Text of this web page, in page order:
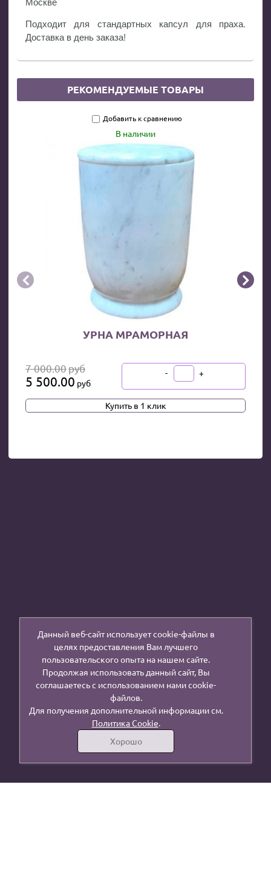
Подходит для стандартных капсул для праха.
Доставка в день заказа!
РЕКОМЕНДУЕМЫЕ ТОВАРЫ
Добавить к сравнению
В наличии
УРНА МРАМОРНАЯ
7 000.00руб
5 500.00 руб В КОРЗИНУ
- +
Купить в 1 клик
 
Данный веб-сайт использует cookie-файлы в
целях предоставления Вам лучшего
пользовательского опыта на нашем сайте.
Продолжая использовать данный сайт, Вы
соглашаетесь с использованием нами cookie-
файлов.
Для получения дополнительной информации см.
Политика Cookie.
Хорошо